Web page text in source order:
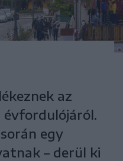
az
egy
– derül ki